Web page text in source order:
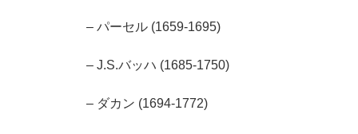
– パーセル (1659-1695)
– J.S.バッハ (1685-1750)
– ダカン (1694-1772)